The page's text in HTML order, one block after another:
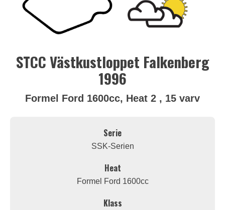
STCC Västkustloppet Falkenberg
1996
Formel Ford 1600cc, Heat 2 , 15 varv
Serie
SSK-Serien
Heat
Formel Ford 1600cc
Klass